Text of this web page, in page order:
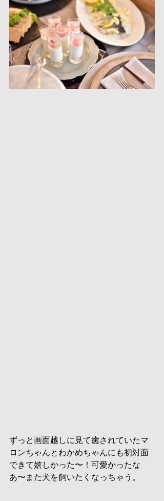
ずっと画面越しに見て癒されていたマ
ロンちゃんとわかめちゃんにも初対面
できて嬉しかった〜！可愛かったな
あ〜また犬を飼いたくなっちゃう。